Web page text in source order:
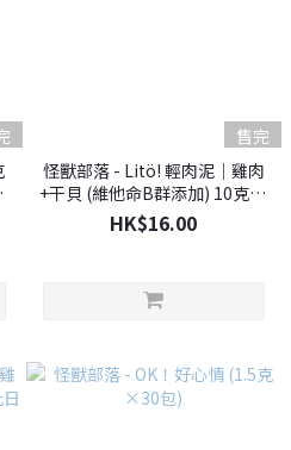
售完
怪獸部落 - Litö! 輕肉泥｜雞肉
+干貝 (維他命B群添加) 10克x4
條｜此日期前最佳(2026年9月
20日)
HK$16.00